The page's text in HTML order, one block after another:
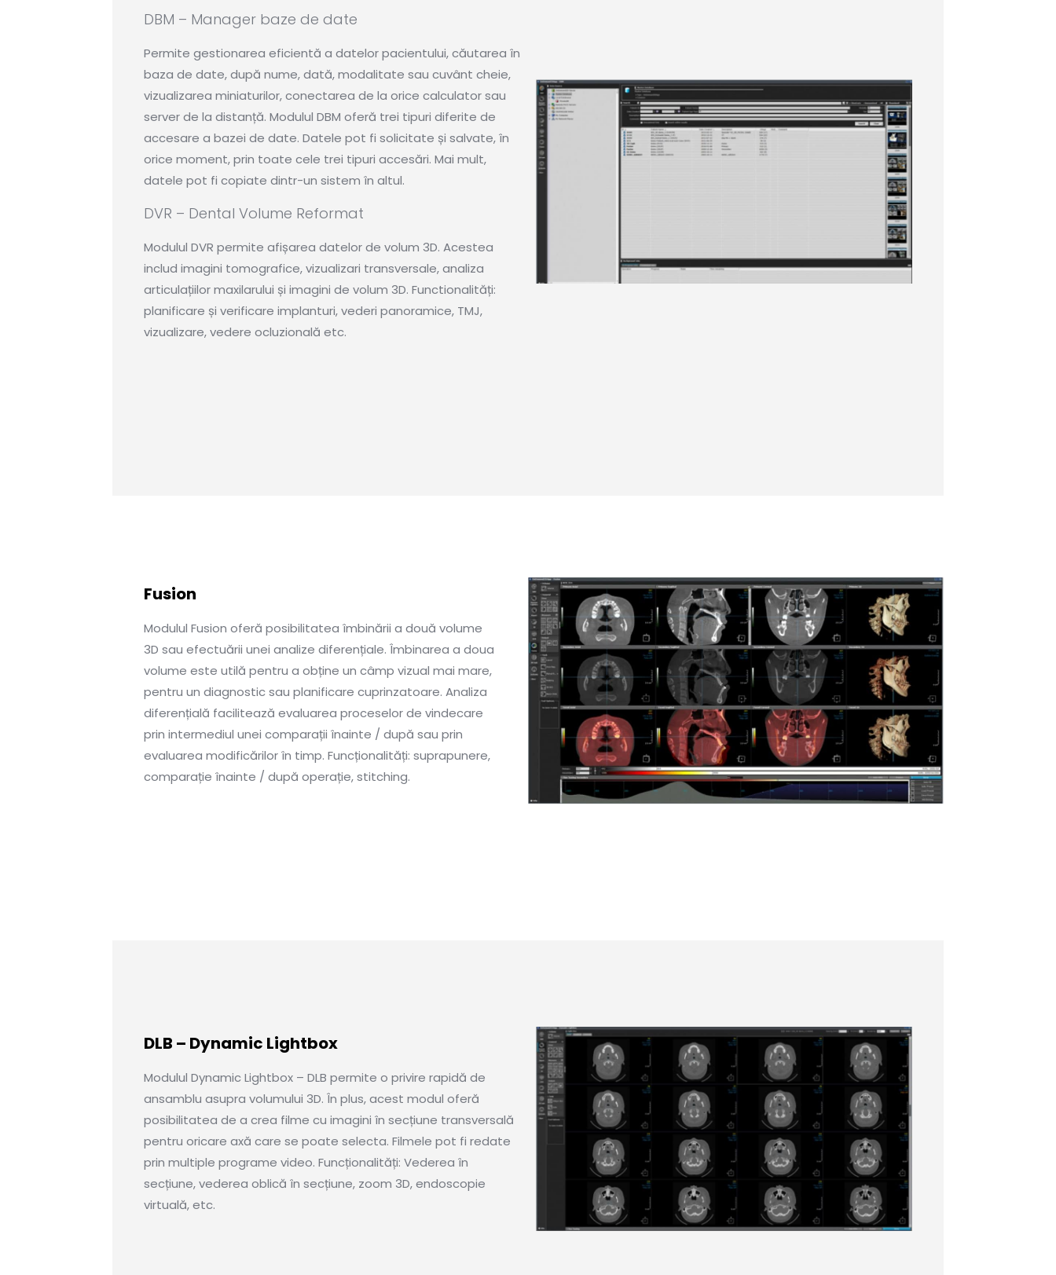
DBM – Manager baze de date
Permite gestionarea eficientă a datelor pacientului, căutarea în
baza de date, după nume, dată, modalitate sau cuvânt cheie,
vizualizarea miniaturilor, conectarea de la orice calculator sau
server de la distanță. Modulul DBM oferă trei tipuri diferite de
accesare a bazei de date. Datele pot fi solicitate și salvate, în
orice moment, prin toate cele trei tipuri accesări. Mai mult,
datele pot fi copiate dintr-un sistem în altul.
DVR – Dental Volume Reformat
Modulul DVR permite afișarea datelor de volum 3D. Acestea
includ imagini tomografice, vizualizari transversale, analiza
articulațiilor maxilarului și imagini de volum 3D. Functionalități:
planificare și verificare implanturi, vederi panoramice, TMJ,
vizualizare, vedere ocluzională etc.
Fusion
Modulul Fusion oferă posibilitatea îmbinării a două volume
3D sau efectuării unei analize diferențiale. Îmbinarea a doua
volume este utilă pentru a obține un câmp vizual mai mare,
pentru un diagnostic sau planificare cuprinzatoare. Analiza
diferențială facilitează evaluarea proceselor de vindecare
prin intermediul unei comparații înainte / după sau prin
evaluarea modificărilor în timp. Funcționalități: suprapunere,
comparație înainte / după operație, stitching.
DLB – Dynamic Lightbox
Modulul Dynamic Lightbox – DLB permite o privire rapidă de
ansamblu asupra volumului 3D. În plus, acest modul oferă
posibilitatea de a crea filme cu imagini în secțiune transversală
pentru oricare axă care se poate selecta. Filmele pot fi redate
prin multiple programe video. Funcționalități: Vederea în
secțiune, vederea oblică în secțiune, zoom 3D, endoscopie
virtuală, etc.